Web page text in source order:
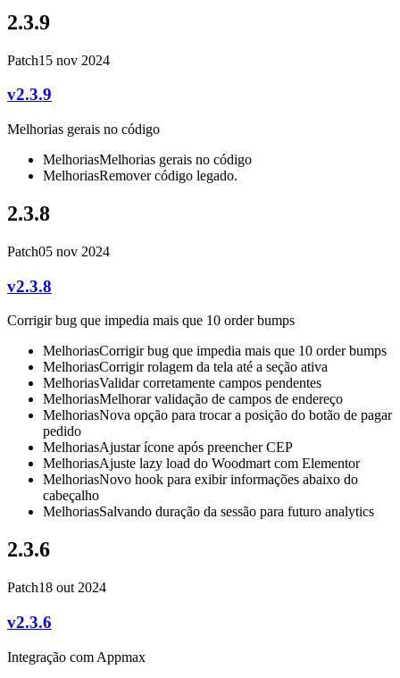
2.3.9
Patch15 nov 2024
v2.3.9
Melhorias gerais no código
MelhoriasMelhorias gerais no código
MelhoriasRemover código legado.
2.3.8
Patch05 nov 2024
v2.3.8
Corrigir bug que impedia mais que 10 order bumps
MelhoriasCorrigir bug que impedia mais que 10 order bumps
MelhoriasCorrigir rolagem da tela até a seção ativa
MelhoriasValidar corretamente campos pendentes
MelhoriasMelhorar validação de campos de endereço
MelhoriasNova opção para trocar a posição do botão de pagar
pedido
MelhoriasAjustar ícone após preencher CEP
MelhoriasAjuste lazy load do Woodmart com Elementor
MelhoriasNovo hook para exibir informações abaixo do
cabeçalho
MelhoriasSalvando duração da sessão para futuro analytics
2.3.6
Patch18 out 2024
v2.3.6
Integração com Appmax